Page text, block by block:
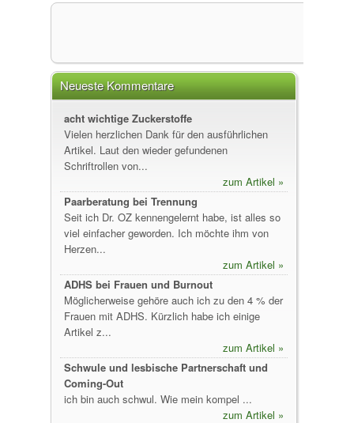
Neueste Kommentare
acht wichtige Zuckerstoffe
Vielen herzlichen Dank für den ausführlichen
Artikel. Laut den wieder gefundenen
Schriftrollen von...
zum Artikel »
Paarberatung bei Trennung
Seit ich Dr. OZ kennengelernt habe, ist alles so
viel einfacher geworden. Ich möchte ihm von
Herzen...
zum Artikel »
ADHS bei Frauen und Burnout
Möglicherweise gehöre auch ich zu den 4 % der
Frauen mit ADHS. Kürzlich habe ich einige
Artikel z...
zum Artikel »
Schwule und lesbische Partnerschaft und
Coming-Out
ich bin auch schwul. Wie mein kompel ...
zum Artikel »